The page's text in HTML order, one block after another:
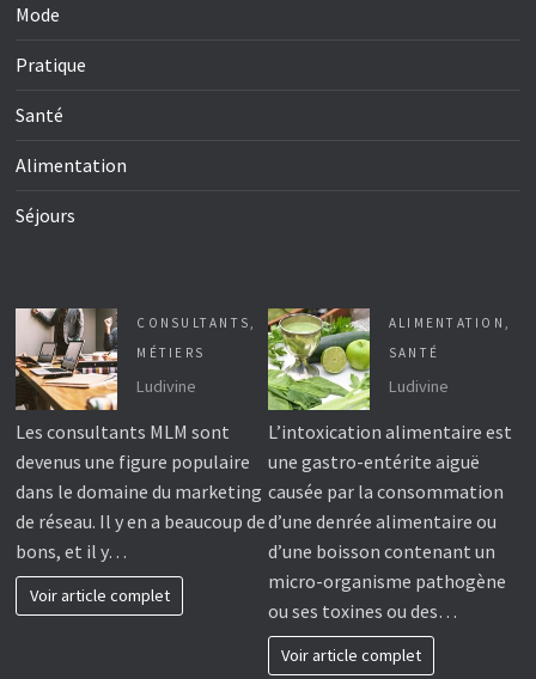
Mode
Pratique
Santé
Alimentation
Séjours
CONSULTANTS,
MÉTIERS
Ludivine
Les consultants MLM sont
devenus une figure populaire
dans le domaine du marketing
de réseau. Il y en a beaucoup de
bons, et il y…
Voir article complet
ALIMENTATION ,
SANTÉ
Ludivine
L’intoxication alimentaire est
une gastro-entérite aiguë
causée par la consommation
d’une denrée alimentaire ou
d’une boisson contenant un
micro-organisme pathogène
ou ses toxines ou des…
Voir article complet